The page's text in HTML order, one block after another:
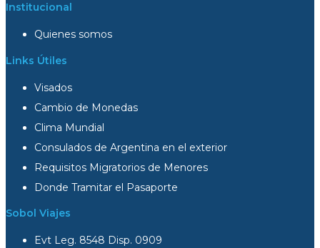
Institucional
Quienes somos
Links Útiles
Visados
Cambio de Monedas
Clima Mundial
Consulados de Argentina en el exterior
Requisitos Migratorios de Menores
Donde Tramitar el Pasaporte
Sobol Viajes
Evt Leg. 8548 Disp. 0909